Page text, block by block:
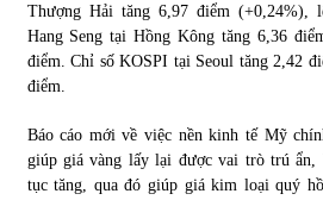
Thượng Hải tăng 6,97 điểm (+0,24%),
Hang Seng tại Hồng Kông tăng 6,36
điểm. Chỉ số KOSPI tại Seoul tăng 2,42
điểm.
Báo cáo mới về việc nền kinh tế Mỹ
giúp giá vàng lấy lại được vai trò trú ẩn,
tục tăng, qua đó giúp giá kim loại quý